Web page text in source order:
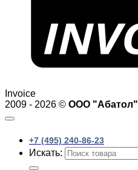
Invoice
2009 - 2026 © ООО "Абатол"
+7 (495) 240-86-23
Искать: